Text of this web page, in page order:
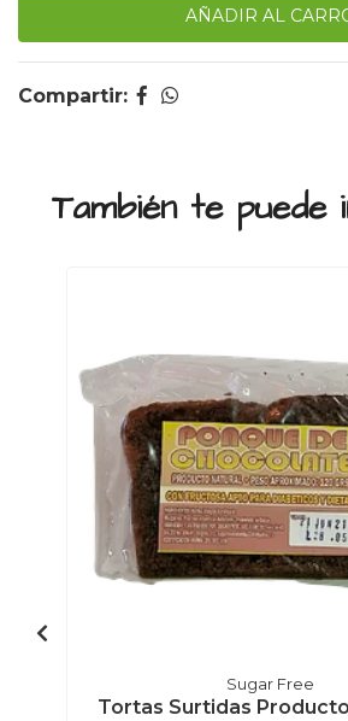
Compartir:
También te
Sugar Free
Tortas Surtidas